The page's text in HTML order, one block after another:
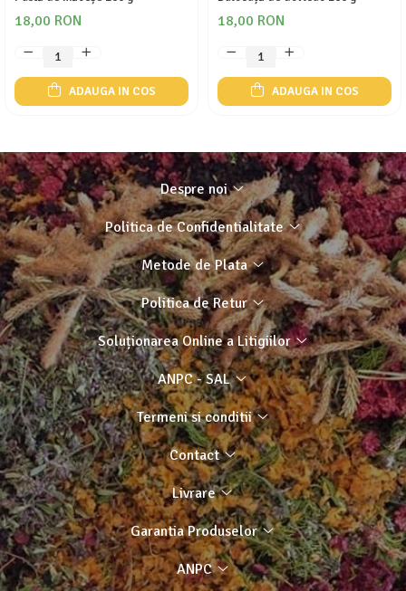
18,00 RON
ADAUGA IN COS
18,00 RON
ADAUGA IN COS
Despre noi
Politica de Confidentialitate
Metode de Plata
Politica de Retur
Soluționarea Online a Litigiilor
ANPC - SAL
Termeni si conditii
Contact
Livrare
Garantia Produselor
ANPC